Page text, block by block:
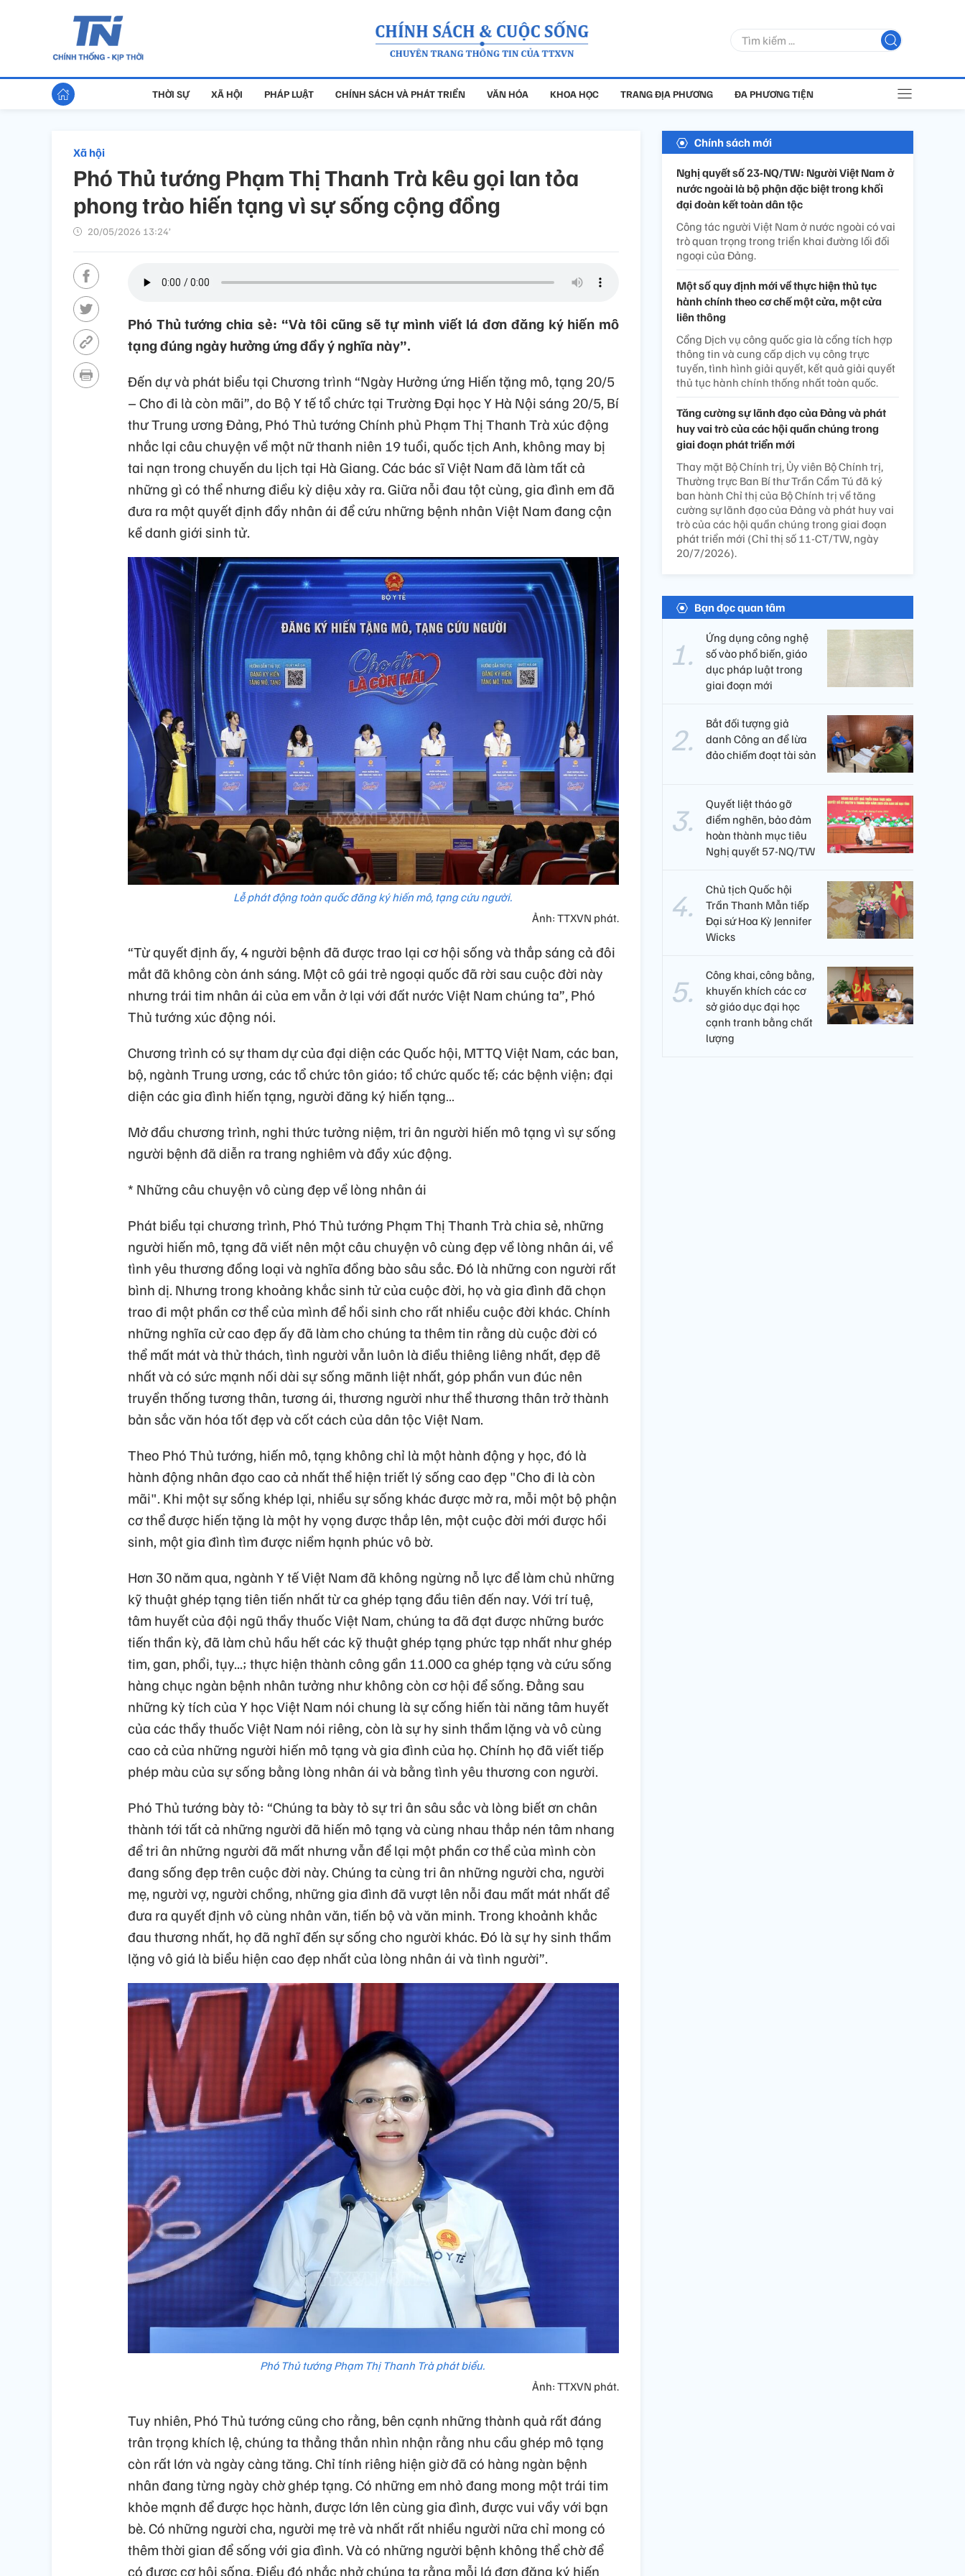
THỜI SỰ XÃ HỘI PHÁP LUẬT CHÍNH SÁCH VÀ PHÁT TRIỂN VĂN HÓA KHOA HỌC TRANG ĐỊA PHƯƠNG ĐA PHƯƠNG TIỆN
Xã hội
Phó Thủ tướng Phạm Thị Thanh Trà kêu gọi lan tỏa
phong trào hiến tạng vì sự sống cộng đồng
20/05/2026 13:24’
Phó Thủ tướng chia sẻ: “Và tôi cũng sẽ tự mình viết lá đơn đăng ký hiến mô
tạng đúng ngày hưởng ứng đầy ý nghĩa này”.
Đến dự và phát biểu tại Chương trình “Ngày Hưởng ứng Hiến tặng mô, tạng 20/5
– Cho đi là còn mãi”, do Bộ Y tế tổ chức tại Trường Đại học Y Hà Nội sáng 20/5, Bí
thư Trung ương Đảng, Phó Thủ tướng Chính phủ Phạm Thị Thanh Trà xúc động
nhắc lại câu chuyện về một nữ thanh niên 19 tuổi, quốc tịch Anh, không may bị
tai nạn trong chuyến du lịch tại Hà Giang. Các bác sĩ Việt Nam đã làm tất cả
những gì có thể nhưng điều kỳ diệu xảy ra. Giữa nỗi đau tột cùng, gia đình em đã
đưa ra một quyết định đầy nhân ái để cứu những bệnh nhân Việt Nam đang cận
kề danh giới sinh tử.
Lễ phát động toàn quốc đăng ký hiến mô, tạng cứu người.
Ảnh: TTXVN phát.
“Từ quyết định ấy, 4 người bệnh đã được trao lại cơ hội sống và thắp sáng cả đôi
mắt đã không còn ánh sáng. Một cô gái trẻ ngoại quốc đã rời sau cuộc đời này
nhưng trái tim nhân ái của em vẫn ở lại với đất nước Việt Nam chúng ta”, Phó
Thủ tướng xúc động nói.
Chương trình có sự tham dự của đại diện các Quốc hội, MTTQ Việt Nam, các ban,
bộ, ngành Trung ương, các tổ chức tôn giáo; tổ chức quốc tế; các bệnh viện; đại
diện các gia đình hiến tạng, người đăng ký hiến tạng…
Mở đầu chương trình, nghi thức tưởng niệm, tri ân người hiến mô tạng vì sự sống
người bệnh đã diễn ra trang nghiêm và đầy xúc động.
* Những câu chuyện vô cùng đẹp về lòng nhân ái
Phát biểu tại chương trình, Phó Thủ tướng Phạm Thị Thanh Trà chia sẻ, những
người hiến mô, tạng đã viết nên một câu chuyện vô cùng đẹp về lòng nhân ái, về
tình yêu thương đồng loại và nghĩa đồng bào sâu sắc. Đó là những con người rất
bình dị. Nhưng trong khoảng khắc sinh tử của cuộc đời, họ và gia đình đã chọn
trao đi một phần cơ thể của mình để hồi sinh cho rất nhiều cuộc đời khác. Chính
những nghĩa cử cao đẹp ấy đã làm cho chúng ta thêm tin rằng dù cuộc đời có
thể mất mát và thử thách, tình người vẫn luôn là điều thiêng liêng nhất, đẹp đẽ
nhất và có sức mạnh nối dài sự sống mãnh liệt nhất, góp phần vun đúc nên
truyền thống tương thân, tương ái, thương người như thể thương thân trở thành
bản sắc văn hóa tốt đẹp và cốt cách của dân tộc Việt Nam.
Theo Phó Thủ tướng, hiến mô, tạng không chỉ là một hành động y học, đó là
hành động nhân đạo cao cả nhất thể hiện triết lý sống cao đẹp "Cho đi là còn
mãi". Khi một sự sống khép lại, nhiều sự sống khác được mở ra, mỗi một bộ phận
cơ thể được hiến tặng là một hy vọng được thắp lên, một cuộc đời mới được hồi
sinh, một gia đình tìm được niềm hạnh phúc vô bờ.
Hơn 30 năm qua, ngành Y tế Việt Nam đã không ngừng nỗ lực để làm chủ những
kỹ thuật ghép tạng tiên tiến nhất từ ca ghép tạng đầu tiên đến nay. Với trí tuệ,
tâm huyết của đội ngũ thầy thuốc Việt Nam, chúng ta đã đạt được những bước
tiến thần kỳ, đã làm chủ hầu hết các kỹ thuật ghép tạng phức tạp nhất như ghép
tim, gan, phổi, tụy...; thực hiện thành công gần 11.000 ca ghép tạng và cứu sống
hàng chục ngàn bệnh nhân tưởng như không còn cơ hội để sống. Đằng sau
những kỳ tích của Y học Việt Nam nói chung là sự cống hiến tài năng tâm huyết
của các thầy thuốc Việt Nam nói riêng, còn là sự hy sinh thầm lặng và vô cùng
cao cả của những người hiến mô tạng và gia đình của họ. Chính họ đã viết tiếp
phép màu của sự sống bằng lòng nhân ái và bằng tình yêu thương con người.
Phó Thủ tướng bày tỏ: “Chúng ta bày tỏ sự tri ân sâu sắc và lòng biết ơn chân
thành tới tất cả những người đã hiến mô tạng và cùng nhau thắp nén tâm nhang
để tri ân những người đã mất nhưng vẫn để lại một phần cơ thể của mình còn
đang sống đẹp trên cuộc đời này. Chúng ta cùng tri ân những người cha, người
mẹ, người vợ, người chồng, những gia đình đã vượt lên nỗi đau mất mát nhất để
đưa ra quyết định vô cùng nhân văn, tiến bộ và văn minh. Trong khoảnh khắc
đau thương nhất, họ đã nghĩ đến sự sống cho người khác. Đó là sự hy sinh thầm
lặng vô giá là biểu hiện cao đẹp nhất của lòng nhân ái và tình người”.
Phó Thủ tướng Phạm Thị Thanh Trà phát biểu.
Ảnh: TTXVN phát.
Tuy nhiên, Phó Thủ tướng cũng cho rằng, bên cạnh những thành quả rất đáng
trân trọng khích lệ, chúng ta thẳng thắn nhìn nhận rằng nhu cầu ghép mô tạng
còn rất lớn và ngày càng tăng. Chỉ tính riêng hiện giờ đã có hàng ngàn bệnh
nhân đang từng ngày chờ ghép tạng. Có những em nhỏ đang mong một trái tim
khỏe mạnh để được học hành, được lớn lên cùng gia đình, được vui vầy với bạn
bè. Có những người cha, người mẹ trẻ và nhất rất nhiều người nữa chỉ mong có
thêm thời gian để sống với gia đình. Và có những người bệnh không thể chờ để
có được cơ hội sống. Điều đó nhắc nhở chúng ta rằng mỗi lá đơn đăng ký hiến
Chính sách mới
Nghị quyết số 23-NQ/TW: Người Việt Nam ở
nước ngoài là bộ phận đặc biệt trong khối
đại đoàn kết toàn dân tộc
Công tác người Việt Nam ở nước ngoài có vai
trò quan trọng trong triển khai đường lối đối
ngoại của Đảng.
Một số quy định mới về thực hiện thủ tục
hành chính theo cơ chế một cửa, một cửa
liên thông
Cổng Dịch vụ công quốc gia là cổng tích hợp
thông tin và cung cấp dịch vụ công trực
tuyến, tình hình giải quyết, kết quả giải quyết
thủ tục hành chính thống nhất toàn quốc.
Tăng cường sự lãnh đạo của Đảng và phát
huy vai trò của các hội quần chúng trong
giai đoạn phát triển mới
Thay mặt Bộ Chính trị, Ủy viên Bộ Chính trị,
Thường trực Ban Bí thư Trần Cẩm Tú đã ký
ban hành Chỉ thị của Bộ Chính trị về tăng
cường sự lãnh đạo của Đảng và phát huy vai
trò của các hội quần chúng trong giai đoạn
phát triển mới (Chỉ thị số 11-CT/TW, ngày
20/7/2026).
Bạn đọc quan tâm
Ứng dụng công nghệ
số vào phổ biến, giáo
dục pháp luật trong
giai đoạn mới
Bắt đối tượng giả
danh Công an để lừa
đảo chiếm đoạt tài sản
Quyết liệt tháo gỡ
điểm nghẽn, bảo đảm
hoàn thành mục tiêu
Nghị quyết 57-NQ/TW
Chủ tịch Quốc hội
Trần Thanh Mẫn tiếp
Đại sứ Hoa Kỳ Jennifer
Wicks
Công khai, công bằng,
khuyến khích các cơ
sở giáo dục đại học
cạnh tranh bằng chất
lượng​